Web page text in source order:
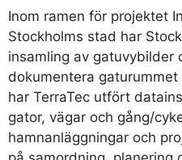
Inom ramen för projektet
Stockholms stad har
insamling av gatuvybilder
dokumentera
har TerraTec utfört
gator, vägar och gång/
hamnanläggningar och